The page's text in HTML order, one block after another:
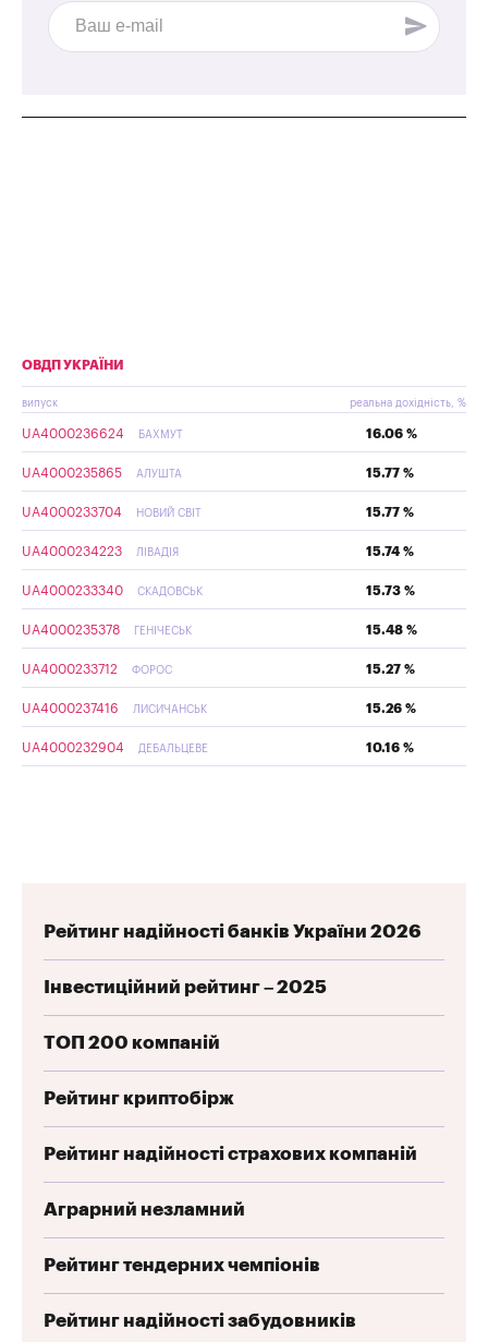
ОВДП УКРАЇНИ
випуск реальна дохідність, %
UA4000236624 БАХМУТ 16.06 %
UA4000235865 АЛУШТА 15.77 %
UA4000233704 НОВИЙ СВІТ 15.77 %
UA4000234223 ЛІВАДІЯ 15.74 %
UA4000233340 СКАДОВСЬК 15.73 %
UA4000235378 ГЕНІЧЕСЬК 15.48 %
UA4000233712 ФОРОС 15.27 %
UA4000237416 ЛИСИЧАНСЬК 15.26 %
UA4000232904 ДЕБАЛЬЦЕВЕ 10.16 %
Рейтинг надійності банків України 2026
Інвестиційний рейтинг – 2025
ТОП 200 компаній
Рейтинг криптобірж
Рейтинг надійності страхових компаній
Аграрний незламний
Рейтинг тендерних чемпіонів
Рейтинг надійності забудовників